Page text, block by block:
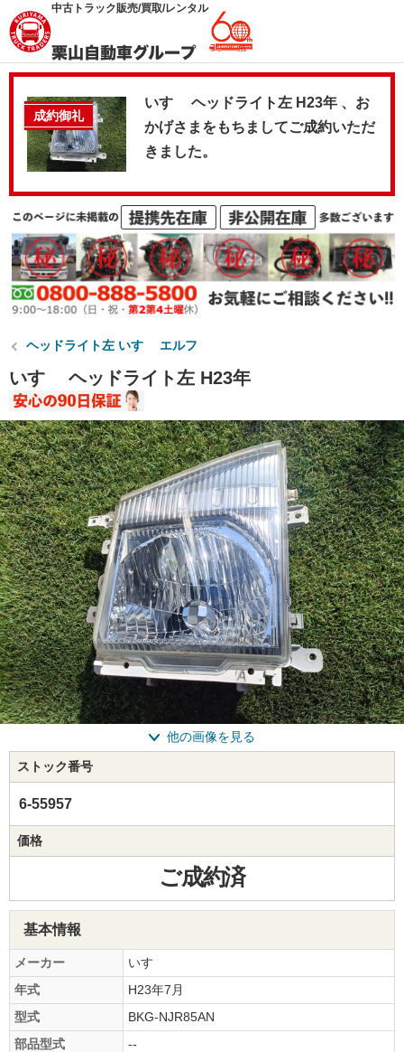
中古トラック販売/買取/レンタル
成約御礼
いすゞ ヘッドライト左 H23年 、お
かげさまをもちましてご成約いただ
きました。
ヘッドライト左 いすゞ エルフ
いすゞ ヘッドライト左 H23年
他の画像を見る
ストック番号
6-55957
価格
ご成約済
基本情報
メーカー
いすゞ
年式
H23年7月
型式
BKG-NJR85AN
部品型式
--